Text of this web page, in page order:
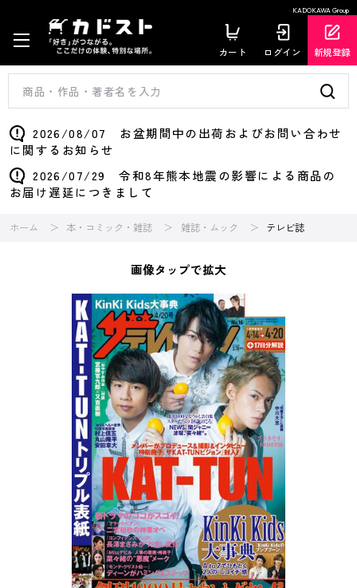
KADOKAWA Group
カート ログイン 新規登録
2026/08/07 お盆期間中の出荷およびお問い合わせ
に関するお知らせ
2026/07/29 令和8年熊本地震の影響による商品の
お届け遅延につきまして
ホーム 本・コミック・雑誌 雑誌・ムック テレビ誌
画像タップで拡大